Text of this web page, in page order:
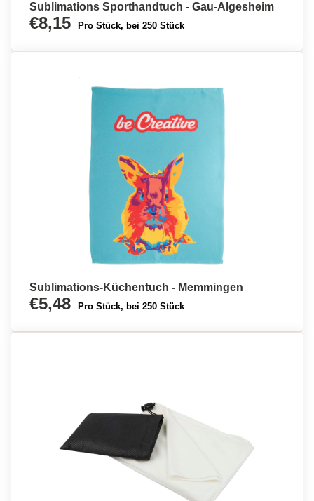
Sublimations Sporthandtuch - Gau-Algesheim
€8,15 Pro Stück, bei 250 Stück
Sublimations-Küchentuch - Memmingen
€5,48 Pro Stück, bei 250 Stück